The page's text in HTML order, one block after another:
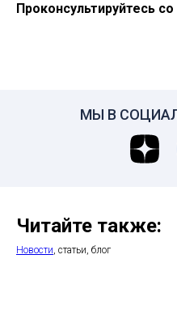
Проконсультируйтесь
МЫ В
Читайте также:
Новости, статьи, блог